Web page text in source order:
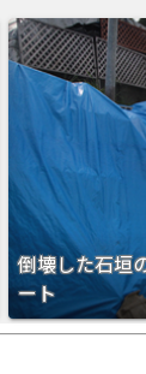
倒壊した石垣
ート